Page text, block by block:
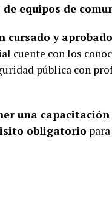
equipos de
cursado y
cuente con los
pública con
una
obligatorio